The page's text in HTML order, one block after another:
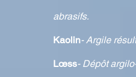
abrasifs.
Kaolin- Argile
Lœss- Dépôt